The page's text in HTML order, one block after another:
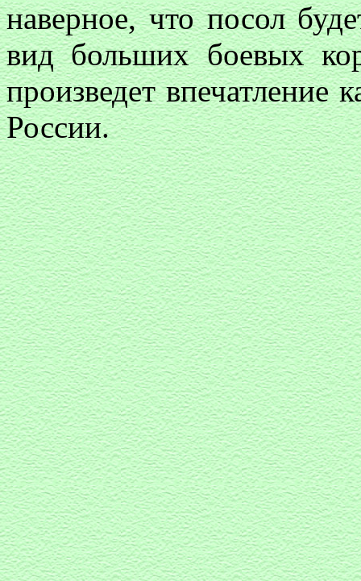
наверное, что посол
вид больших боевых
произведет впечатление
России.